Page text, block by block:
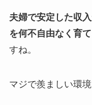
夫婦で安定した収
を何不自由なく育
すね。
マジで羨ましい環境